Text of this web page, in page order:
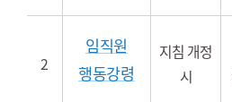
2
임직원
행동강령
지침 개정
시